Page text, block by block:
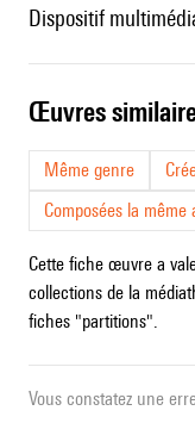
dispositif
œuvres
Même genre
Composées la même
Cette fiche œuvre a
collections de la
fiches "partitions".
Vous constatez une